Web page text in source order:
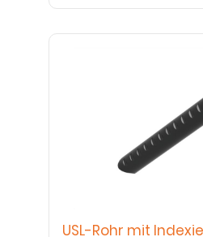
USL-Rohr mit